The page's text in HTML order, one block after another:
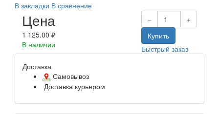
В закладки В сравнение
Цена
1 125.00 ₽
В наличии
Купить
Быстрый заказ
Доставка
Самовывоз
Доставка курьером